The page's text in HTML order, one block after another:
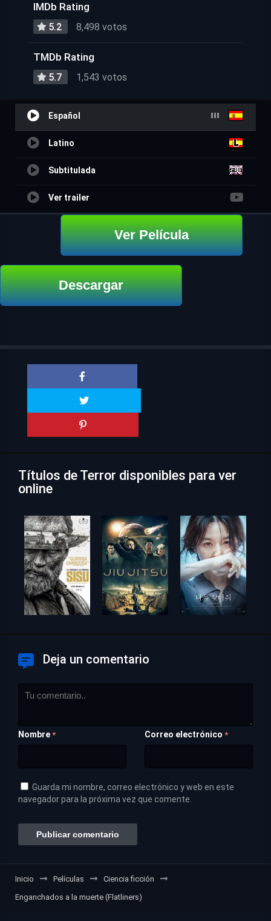
IMDb Rating
5.2 8,498 votos
TMDb Rating
5.7 1,543 votos
Español
Latino
Subtitulada
Ver trailer
Ver Película
Descargar
Títulos de Terror disponibles para ver
online
Deja un comentario
Nombre * Correo electrónico *
Guarda mi nombre, correo electrónico y web en este
navegador para la próxima vez que comente.
Inicio Películas
Ciencia ficción
Enganchados a la muerte (Flatliners)